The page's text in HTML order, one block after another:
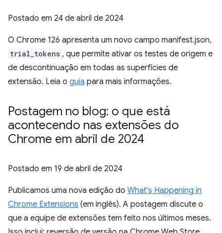
Postado em 24 de abril de 2024
O Chrome 126 apresenta um novo campo manifest.json,
trial_tokens , que permite ativar os testes de origem e
de descontinuação em todas as superfícies de
extensão. Leia o guia para mais informações.
Postagem no blog: o que está
acontecendo nas extensões do
Chrome em abril de 2024
Postado em 19 de abril de 2024
Publicamos uma nova edição do What's Happening in
Chrome Extensions (em inglês). A postagem discute o
que a equipe de extensões tem feito nos últimos meses.